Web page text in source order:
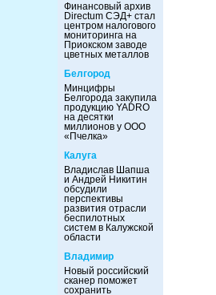
Финансовый архив
Directum СЭД+ стал
центром налогового
мониторинга на
Приокском заводе
цветных металлов
Белгород
Минцифры
Белгорода закупила
продукцию YADRO
на десятки
миллионов у ООО
«Пчелка»
Калуга
Владислав Шапша
и Андрей Никитин
обсудили
перспективы
развития отрасли
беспилотных
систем в Калужской
области
Владимир
Новый российский
сканер поможет
сохранить